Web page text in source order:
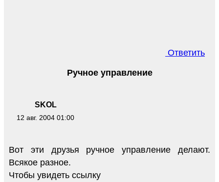
Ответить
SKOL
12 авг. 2004 01:00
Ручное управление
Вот эти друзья ручное управление делают.
Всякое разное.
Чтобы увидеть ссылку